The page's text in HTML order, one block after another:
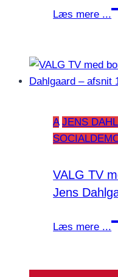
Læs mere ...
A JENS
VALG TV
Jens
Læs mere ...